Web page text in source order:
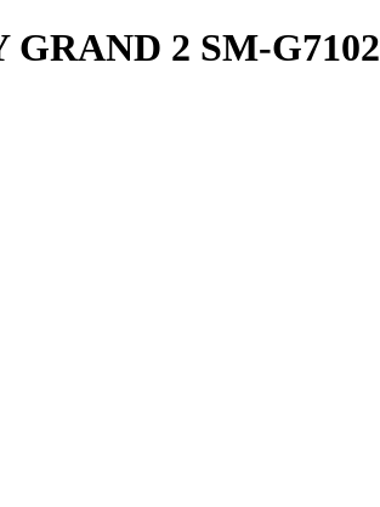
2 SM-G7102